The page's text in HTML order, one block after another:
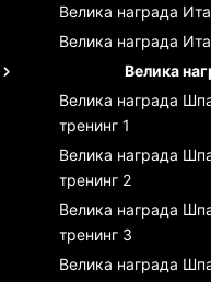
Велика награда
Велика награда
Велика
Велика награда
тренинг 1
Велика награда
тренинг 2
Велика награда
тренинг 3
Велика награда